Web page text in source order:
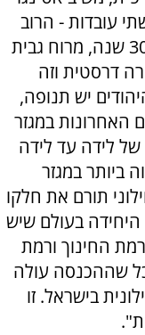
עובדות - הרוב
היהודי נהנה היום, בניגוד ללפני 30-40 שנה, מרוח גבית
דרסטית וזה
יש תנופה,
האחרונות במגזר
של לידה עד לידה
ביותר במגזר
תורם את חלקו
בעולם שיש
החינוך ורמת
שההכנסה עולה
בישראל. זו